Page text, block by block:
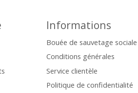
Informations
Bouée de sauvetage sociale
Conditions générales
Service clientèle
Politique de confidentialité